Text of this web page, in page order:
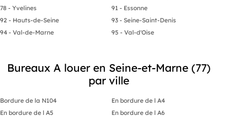
78 - Yvelines
91 - Essonne
92 - Hauts-de-Seine
93 - Seine-Saint-Denis
94 - Val-de-Marne
95 - Val-d'Oise
Bureaux A louer en Seine-et-Marne (77)
par ville
Bordure de la N104
En bordure de l A4
En bordure de l A5
En bordure de l A6